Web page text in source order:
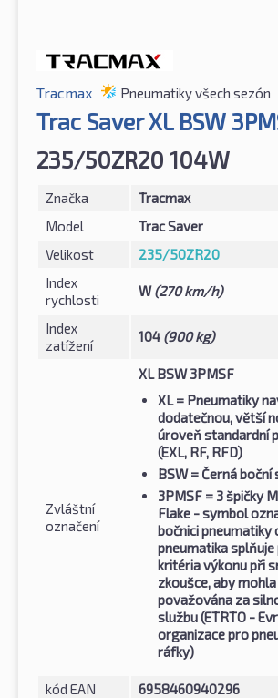
Tracmax Pneumatiky všech sezón
Trac Saver XL BSW
235/50ZR20 104W
Značka
Tracmax
Model
Trac Saver
Velikost
235/50ZR20
Index
rychlosti
W(270 km/h)
Index
zatížení
104 (900 kg)
Zvláštní
označení
XL BSW 3PMSF
XL= Pneumatiky
dodatečnou, větší
úroveň standardní
(EXL, RF, RFD)
BSW= Černá boční
3PMSF = 3 špičky
Flake - symbol
bočnici pneumatiky
pneumatika
kritéria výkonu při
zkoušce, aby
považována za
službu (ETRTO -
organizace pro
ráfky)
kód EAN 6958460940296